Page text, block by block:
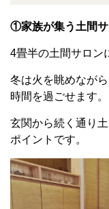
①家族が集う土間
4畳半の土間サロン
冬は火を眺めなが
時間を過ごせます。
玄関から続く通り
ポイントです。